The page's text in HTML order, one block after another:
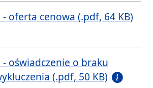
- oferta cenowa (.pdf, 64 KB)
- oświadczenie o braku
(.pdf, 50 KB)